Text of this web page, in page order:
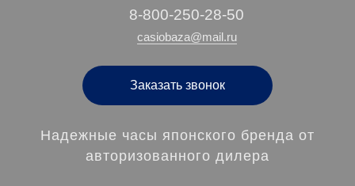
‭8-800-250-28-50
casiobaza@mail.ru
Заказать звонок
Надежные часы японского бренда от
авторизованного дилера